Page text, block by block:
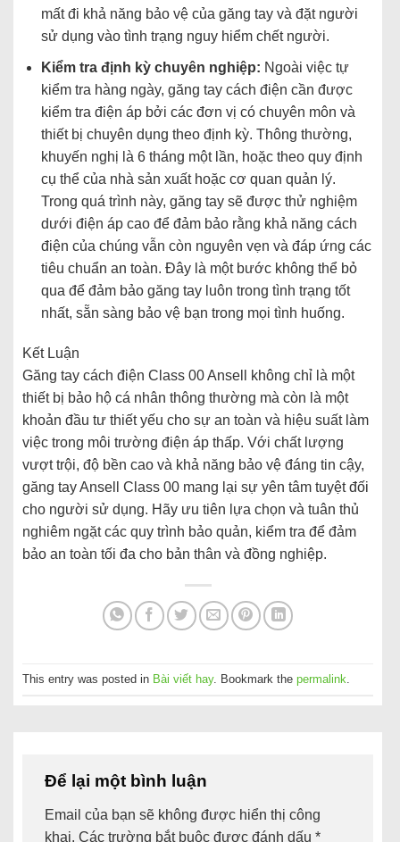
mất đi khả năng bảo vệ của găng tay và đặt người
sử dụng vào tình trạng nguy hiểm chết người.
Kiểm tra định kỳ chuyên nghiệp: Ngoài việc tự
kiểm tra hàng ngày, găng tay cách điện cần được
kiểm tra điện áp bởi các đơn vị có chuyên môn và
thiết bị chuyên dụng theo định kỳ. Thông thường,
khuyến nghị là 6 tháng một lần, hoặc theo quy định
cụ thể của nhà sản xuất hoặc cơ quan quản lý.
Trong quá trình này, găng tay sẽ được thử nghiệm
dưới điện áp cao để đảm bảo rằng khả năng cách
điện của chúng vẫn còn nguyên vẹn và đáp ứng các
tiêu chuẩn an toàn. Đây là một bước không thể bỏ
qua để đảm bảo găng tay luôn trong tình trạng tốt
nhất, sẵn sàng bảo vệ bạn trong mọi tình huống.
Kết Luận
Găng tay cách điện Class 00 Ansell không chỉ là một
thiết bị bảo hộ cá nhân thông thường mà còn là một
khoản đầu tư thiết yếu cho sự an toàn và hiệu suất làm
việc trong môi trường điện áp thấp. Với chất lượng
vượt trội, độ bền cao và khả năng bảo vệ đáng tin cậy,
găng tay Ansell Class 00 mang lại sự yên tâm tuyệt đối
cho người sử dụng. Hãy ưu tiên lựa chọn và tuân thủ
nghiêm ngặt các quy trình bảo quản, kiểm tra để đảm
bảo an toàn tối đa cho bản thân và đồng nghiệp.
This entry was posted in Bài viết hay. Bookmark the permalink
Để lại một bình luận
Email của bạn sẽ không được hiển thị công
khai. Các trường bắt buộc được đánh dấu *